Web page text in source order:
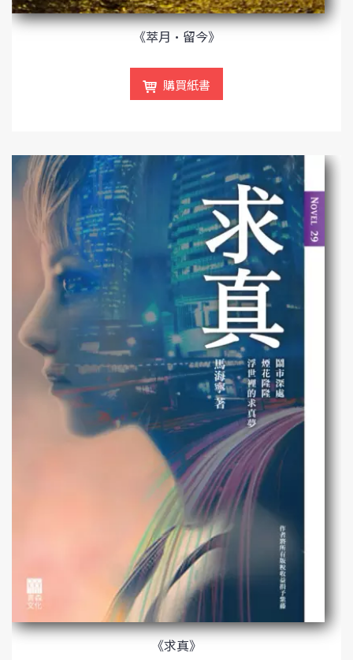
《萃月•留今》
購買紙書
《求真》